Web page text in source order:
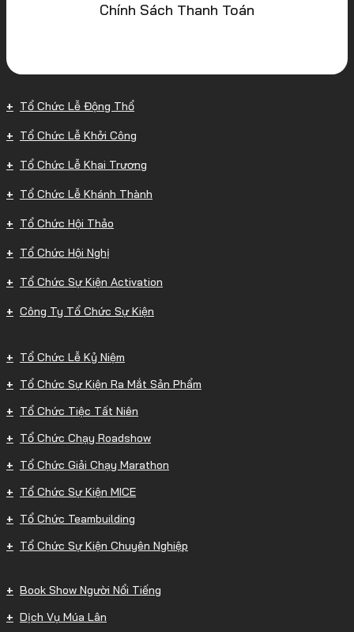
Chính Sách Thanh Toán
Tổ Chức Lễ Động Thổ
Tổ Chức Lễ Khởi Công
Tổ Chức Lễ Khai Trương
Tổ Chức Lễ Khánh Thành
Tổ Chức Hội Thảo
Tổ Chức Hội Nghị
Tổ Chức Sự Kiện Activation
Công Ty Tổ Chức Sự Kiện
Tổ Chức Lễ Kỷ Niệm
Tổ Chức Sự Kiện Ra Mắt Sản Phẩm
Tổ Chức Tiệc Tất Niên
Tổ Chức Chạy Roadshow
Tổ Chức Giải Chạy Marathon
Tổ Chức Sự Kiện MICE
Tổ Chức Teambuilding
Tổ Chức Sự Kiện Chuyên Nghiệp
Book Show Người Nổi Tiếng
Dịch Vụ Múa Lân